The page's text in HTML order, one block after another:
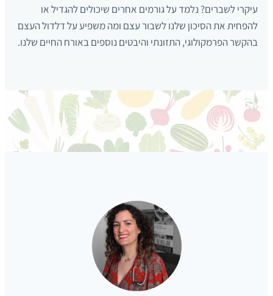
עיקרי לשברים? נלמד על גורמים אחרים שיכולים להגדיל או
להפחית את הסיכון שלנו לשבור עצם ומה משפיע על דלדול העצם
בהקשר הפרמקולוגי, התזונתי והיבטים נוספים באורח החיים שלנו.